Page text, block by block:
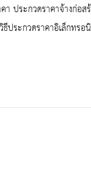
า ประกวดราคาจ้างก่
ประกวดราคาอิเล็กทร